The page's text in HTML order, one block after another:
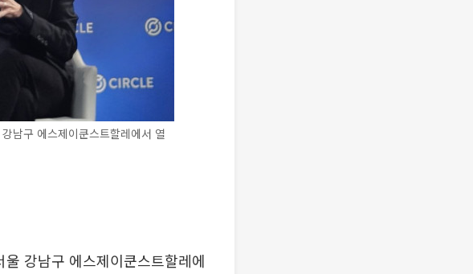
남구 에스제이쿤스트할레에서 열
강남구 에스제이쿤스트할레에